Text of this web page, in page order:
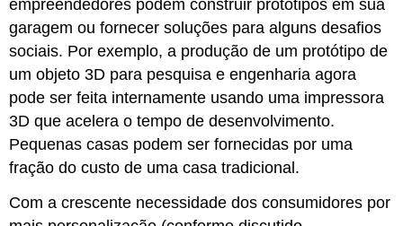
empreendedores podem construir protótipos em sua
garagem ou fornecer soluções para alguns desafios
sociais. Por exemplo, a produção de um protótipo de
um objeto 3D para pesquisa e engenharia agora
pode ser feita internamente usando uma impressora
3D que acelera o tempo de desenvolvimento.
Pequenas casas podem ser fornecidas por uma
fração do custo de uma casa tradicional.
Com a crescente necessidade dos consumidores por